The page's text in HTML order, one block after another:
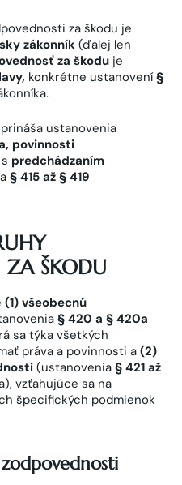
za škodu je
zákonník (ďalej len
za škodu je
konkrétne ustanovení§
ustanovenia
povinnosti
predchádzaním
§ 415 až § 419
ZA ŠKODU
(1) všeobecnú
§ 420 a § 420a
sa týka všetkých
práva a povinnosti a (2)
(ustanovenia § 421 až
vzťahujúce sa na
špecifických podmienok